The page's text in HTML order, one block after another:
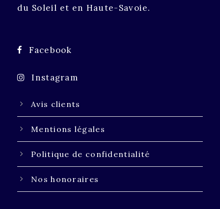
du Soleil et en Haute-Savoie.
Facebook
Instagram
Avis clients
Mentions légales
Politique de confidentialité
Nos honoraires